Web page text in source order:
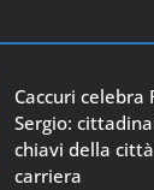
Caccuri celebra
Sergio:
chiavi della
carriera